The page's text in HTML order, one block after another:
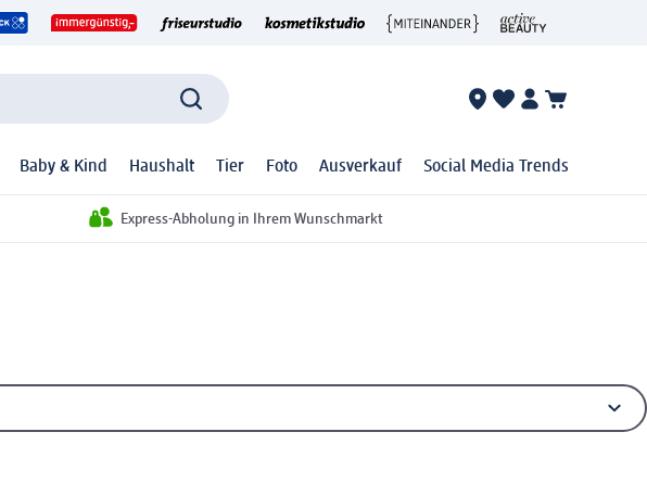
Baby & Kind Haushalt Tier Foto Ausverkauf Social Media Trends
Express-Abholung in Ihrem Wunschmarkt